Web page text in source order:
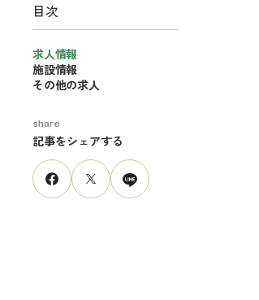
目次
求人情報
施設情報
その他の求人
share
記事をシェアする